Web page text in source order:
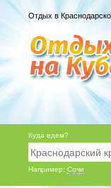
Отдых в
Куда едем?
Например: Сочи